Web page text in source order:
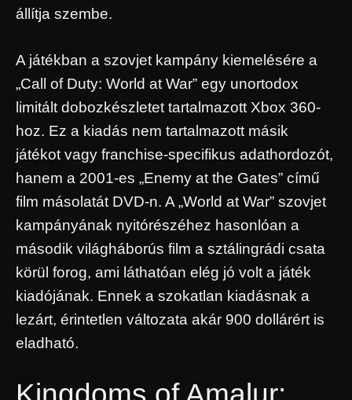
állítja szembe.
A játékban a szovjet kampány kiemelésére a
„Call of Duty: World at War” egy unortodox
limitált dobozkészletet tartalmazott Xbox 360-
hoz. Ez a kiadás nem tartalmazott másik
játékot vagy franchise-specifikus adathordozót,
hanem a 2001-es „Enemy at the Gates” című
film másolatát DVD-n. A „World at War” szovjet
kampányának nyitórészéhez hasonlóan a
második világháborús film a sztálingrádi csata
körül forog, ami láthatóan elég jó volt a játék
kiadójának. Ennek a szokatlan kiadásnak a
lezárt, érintetlen változata akár 900 dollárért is
eladható.